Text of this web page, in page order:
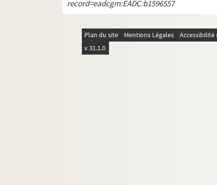
record=eadcgm:EADC:b1596557
Plan du site Mentions Légales
v 31.1.0